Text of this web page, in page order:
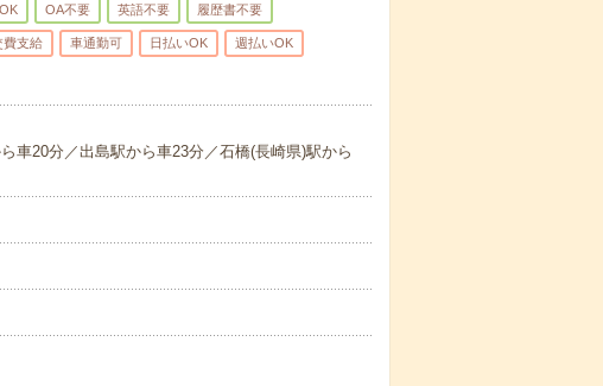
OA不要 英語不要 履歴書不要
費支給 車通勤可 日払いOK 週払いOK
車20分／出島駅から車23分／石橋(長崎県)駅から